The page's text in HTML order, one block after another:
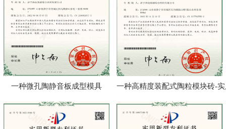
一种微孔陶静音板成型模具 一种高精度装配式陶粒模块砖-